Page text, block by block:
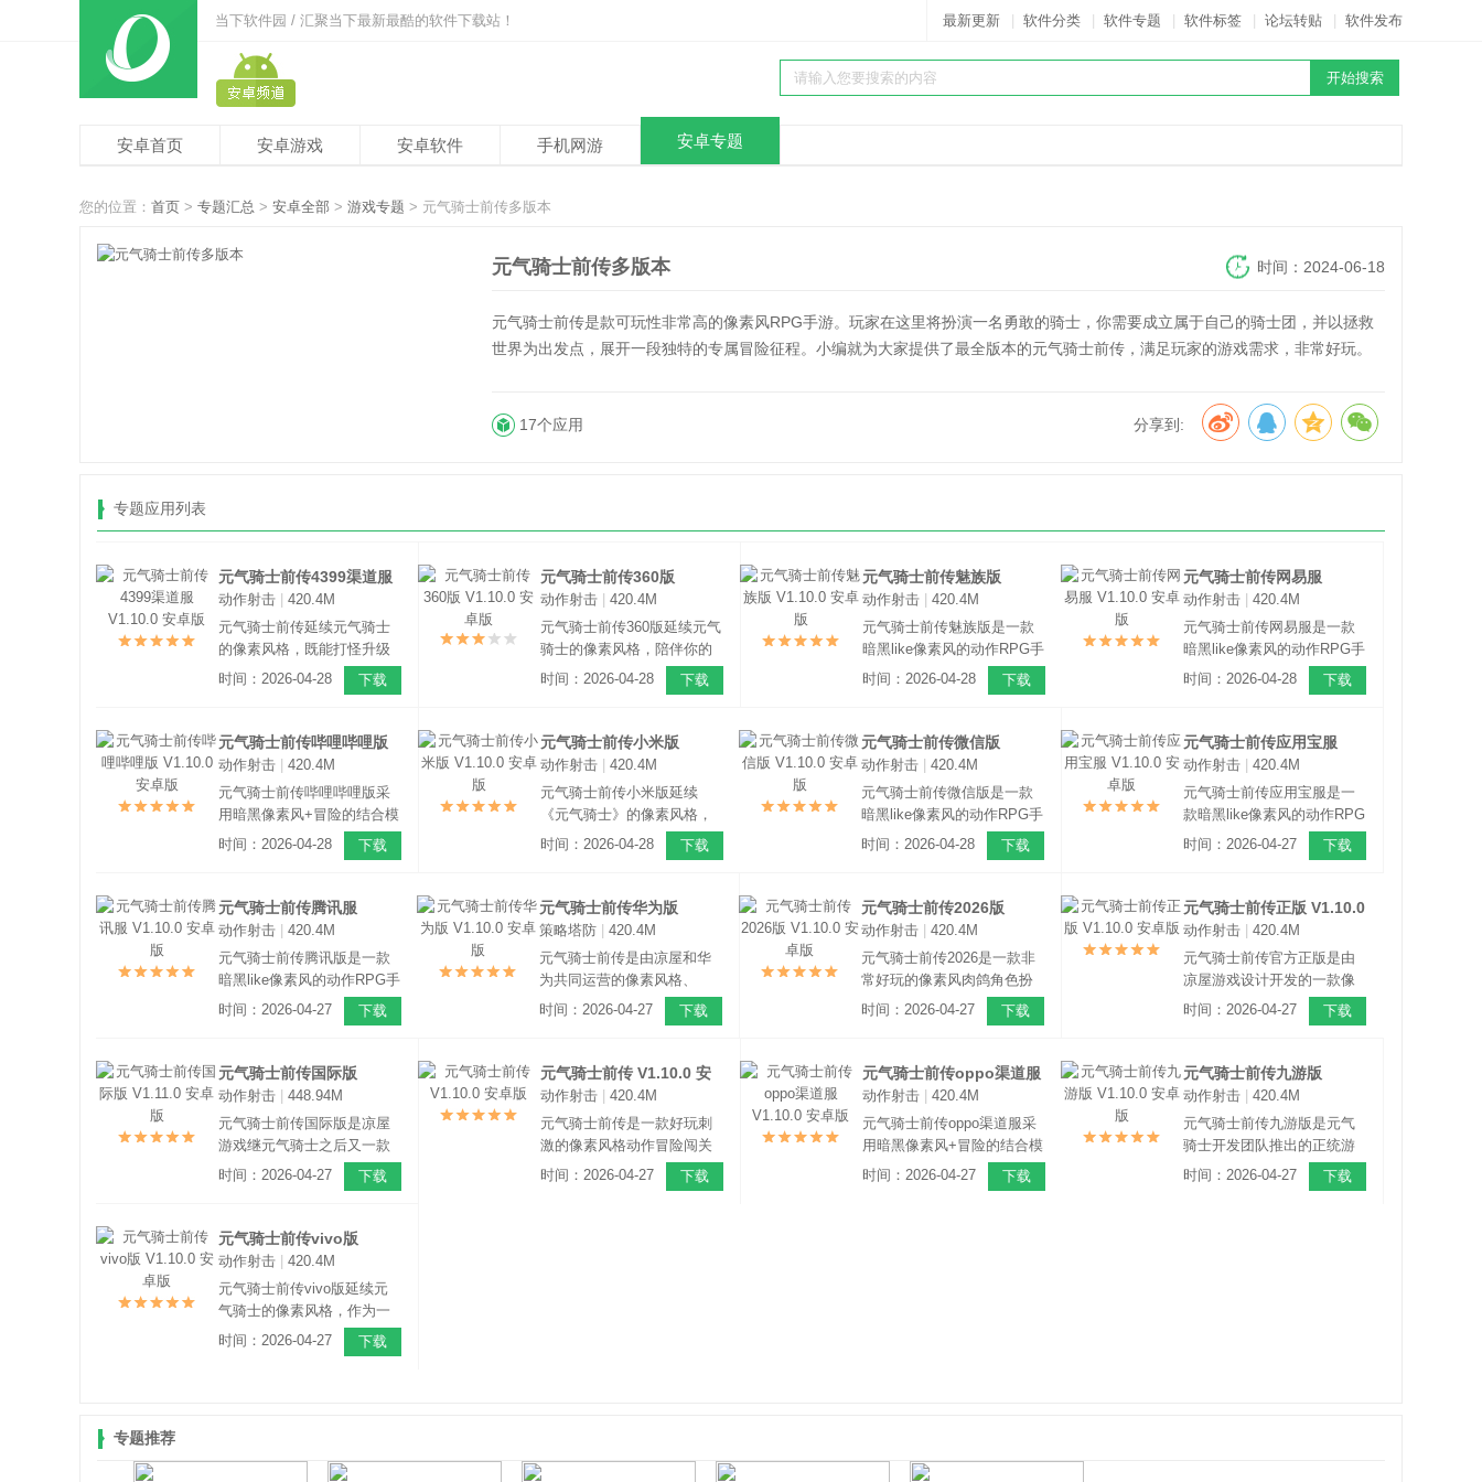
当下软件园 / 汇聚当下最新最酷的软件下载站！ 最新更新 软件分类 软件专题 软件标签 论坛转贴 软件发布
安卓首页 安卓游戏 安卓软件 手机网游 安卓专题
您的位置： 首页 > 专题汇总 > 安卓全部 > 游戏专题 > 元气骑士前传多版本
元气骑士前传多版本 时间：2024-06-18
元气骑士前传是款可玩性非常高的像素风RPG手游。玩家在这里将扮演一名勇敢的骑士，你需要成立属于自己的骑士团，并以拯救
世界为出发点，展开一段独特的专属冒险征程。小编就为大家提供了最全版本的元气骑士前传，满足玩家的游戏需求，非常好玩。
分享到:
17个应用
专题应用列表
元气骑士前传4399渠道服
V1.10.0 安卓版
动作射击
420.4M
元气骑士前传延续元气骑士
的像素风格，既能打怪升级
刷装备，又能联机闯关开宝
箱，给你带来与元气骑士肉
验。游戏中有900+样式各异
的装备，通过自由组合装备
羁绊，带来上万种技能效
果。
时间：2026-04-28 下载
元气骑士前传360版
V1.10.0 安卓版
动作射击
420.4M
元气骑士前传360版延续元气
骑士的像素风格，陪伴你的
依旧是那些熟悉Q萌的元气伙
伴，但这次他们有手了！现
休闲解压也是重中之重！
时间：2026-04-28 下载
元气骑士前传魅族版
V1.10.0 安卓版
动作射击
420.4M
元气骑士前传魅族版是一款
暗黑like像素风的动作RPG手
游。游戏中拥有不同玩法的
职业任你选择，神出鬼没的
握元素之力的法师，不管是
休闲还是硬核玩家，上手都
超轻松！
时间：2026-04-28 下载
元气骑士前传网易服
V1.10.0 安卓版
动作射击
420.4M
元气骑士前传网易服是一款
暗黑like像素风的动作RPG手
游。既能打怪升级刷装备，
又能联机闯关开宝箱，给你
同的全新冒险体验。本作延
续元气骑士的像素风格，陪
伴你的依旧是那些熟悉Q萌的
元气伙伴。
时间：2026-04-28 下载
元气骑士前传哔哩哔哩版
V1.10.0 安卓版
动作射击
420.4M
元气骑士前传哔哩哔哩版采
用暗黑像素风+冒险的结合模
式，大改先前的肉鸽玩法。
给玩家们全新的体验！你将
展魔法，进入关卡击败各式
敌人与强力Boss，阻止瓦克
恩的阴谋，拯救魔法大陆。
时间：2026-04-28 下载
元气骑士前传小米版
V1.10.0 安卓版
动作射击
420.4M
元气骑士前传小米版延续
《元气骑士》的像素风格，
陪伴你的依旧是那些熟悉Q萌
的元气伙伴，但这次他们有
图，休闲解压也是重中之
重！
时间：2026-04-28 下载
元气骑士前传微信版
V1.10.0 安卓版
动作射击
420.4M
元气骑士前传微信版是一款
暗黑like像素风的动作RPG手
游。元气骑士前传和元气骑
士两部作品同属一个世界
同。但是依旧延续元气骑士
的像素风格，陪伴你的依旧
是那些熟悉Q萌的元气伙伴。
时间：2026-04-28 下载
元气骑士前传应用宝服
V1.10.0 安卓版
动作射击
420.4M
元气骑士前传应用宝服是一
款暗黑like像素风的动作RPG
手游。既能打怪升级刷装
备，又能联机闯关开宝箱，
鸽玩法不同的全新冒险体
验。
时间：2026-04-27 下载
元气骑士前传腾讯服
V1.10.0 安卓版
动作射击
420.4M
元气骑士前传腾讯版是一款
暗黑like像素风的动作RPG手
游。本作延续元气骑士的像
素风格，两部作品同属一个
不同。元气骑士是一款
Roguelite地牢射击游戏，前
传属于注重玩法的类别。
时间：2026-04-27 下载
元气骑士前传华为版
V1.10.0 安卓版
策略塔防
420.4M
元气骑士前传是由凉屋和华
为共同运营的像素风格、
rougelike元素、动作闯关玩
法手游，是元气骑士的正版
场刺激的冒险之旅。
时间：2026-04-27 下载
元气骑士前传2026版
V1.10.0 安卓版
动作射击
420.4M
元气骑士前传2026是一款非
常好玩的像素风肉鸽角色扮
演手游，以《元气骑士》之
前的世界为背景，和元气骑
级打怪闯关类型的，玩法非
常简单，玩家上手也十分
快，不用担心不会玩。
时间：2026-04-27 下载
元气骑士前传正版 V1.10.0
安卓版
动作射击
420.4M
元气骑士前传官方正版是由
凉屋游戏设计开发的一款像
素风RPG手游，该游戏以
《元气骑士》之前的世界作
扮演一名勇敢的骑士
时间：2026-04-27 下载
元气骑士前传国际版
V1.11.0 安卓版
动作射击
448.94M
元气骑士前传国际版是凉屋
游戏继元气骑士之后又一款
像素大作，这是一款暗黑like
像素风的动作RPG手游。既
机闯关开宝箱，给你带来与
元气骑士肉鸽玩法不同的全
新冒险体验。
时间：2026-04-27 下载
元气骑士前传 V1.10.0 安
卓版
动作射击
420.4M
元气骑士前传是一款好玩刺
激的像素风格动作冒险闯关
类手游，也就是元气骑士续
作元气骑士新作，该游戏背
时间：2026-04-27 下载
元气骑士前传oppo渠道服
V1.10.0 安卓版
动作射击
420.4M
元气骑士前传oppo渠道服采
用暗黑像素风+冒险的结合模
式，沿用《元气骑士》的像
素风格，舍弃了华美的画面
时间：2026-04-27 下载
元气骑士前传九游版
V1.10.0 安卓版
动作射击
420.4M
元气骑士前传九游版是元气
骑士开发团队推出的正统游
戏，游戏延续元气骑士的像
素风格，陪伴你的依旧是那
时间：2026-04-27 下载
元气骑士前传vivo版
V1.10.0 安卓版
动作射击
420.4M
元气骑士前传vivo版延续元
气骑士的像素风格，作为一
款暗黑like像素风的动作RPG
手游。既能打怪升级刷装
时间：2026-04-27 下载
专题推荐